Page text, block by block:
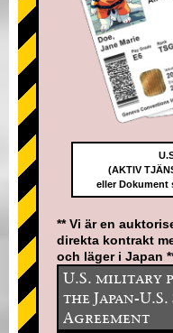
(AKTIV
eller Dokument
** Vi är en
direkta kontrakt
och läger i Japan
U.S. military
the Japan-
Agreement